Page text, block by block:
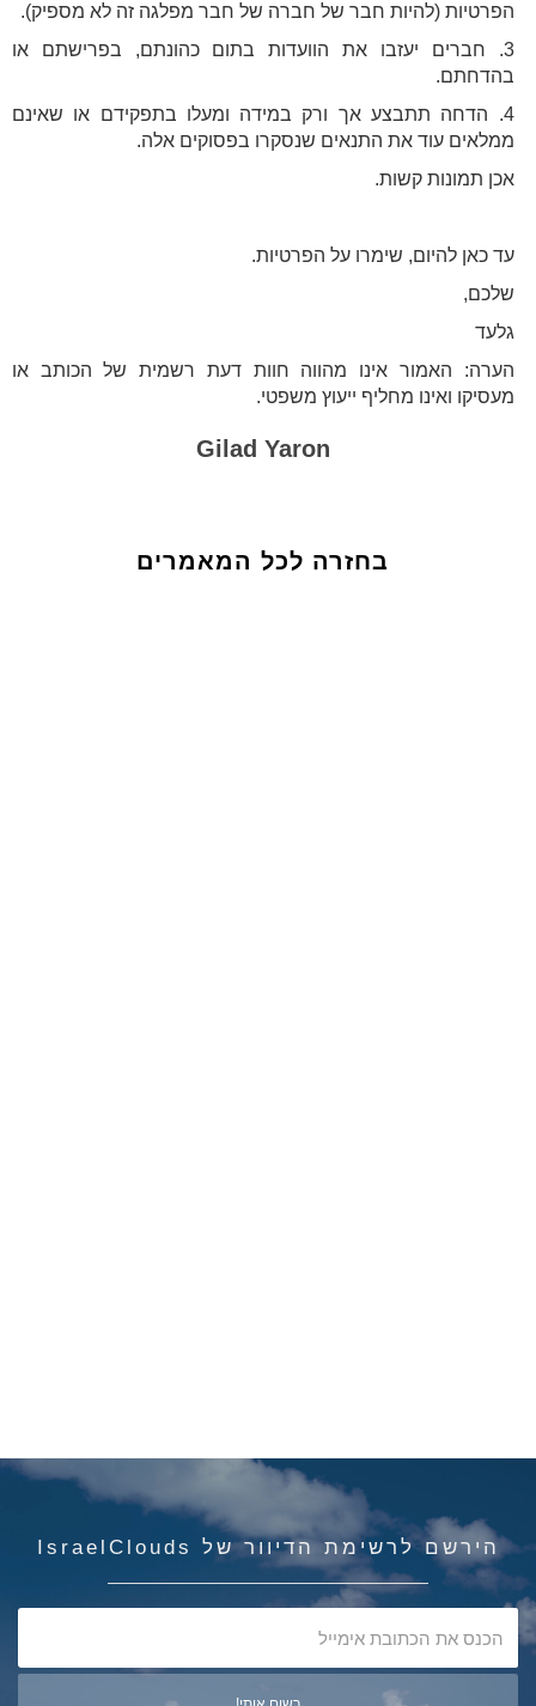
הפרטיות (להיות חבר של חברה של חבר מפלגה זה לא מספיק).
3. חברים יעזבו את הוועדות בתום כהונתם, בפרישתם או
בהדחתם.
4. הדחה תתבצע אך ורק במידה ומעלו בתפקידם או שאינם
ממלאים עוד את התנאים שנסקרו בפסוקים אלה.
אכן תמונות קשות.
עד כאן להיום, שימרו על הפרטיות.
שלכם,
גלעד
הערה: האמור אינו מהווה חוות דעת רשמית של הכותב או
מעסיקו ואינו מחליף ייעוץ משפטי.
Gilad Yaron
בחזרה לכל המאמרים
הירשם לרשימת הדיוור של IsraelClouds